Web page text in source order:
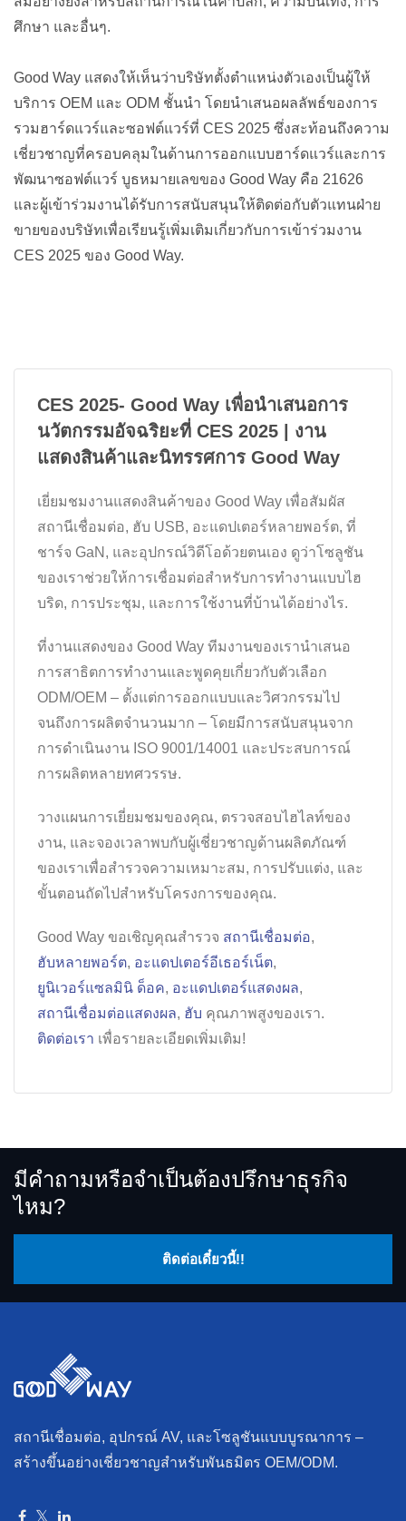
ศึกษา และอื่นๆ.
Good Way แสดงให้เห็นว่าบริษัทตั้งตำแหน่งตัวเองเป็นผู้ให้
บริการ OEM และ ODM ชั้นนำ โดยนำเสนอผลลัพธ์ของการ
รวมฮาร์ดแวร์และซอฟต์แวร์ที่ CES 2025 ซึ่งสะท้อนถึงความ
เชี่ยวชาญที่ครอบคลุมในด้านการออกแบบฮาร์ดแวร์และการ
พัฒนาซอฟต์แวร์ บูธหมายเลขของ Good Way คือ 21626
และผู้เข้าร่วมงานได้รับการสนับสนุนให้ติดต่อกับตัวแทนฝ่าย
ขายของบริษัทเพื่อเรียนรู้เพิ่มเติมเกี่ยวกับการเข้าร่วมงาน
CES 2025 ของ Good Way.
CES 2025- Good Way เพื่อนำเสนอการ
นวัตกรรมอัจฉริยะที่ CES 2025 | งาน
แสดงสินค้าและนิทรรศการ Good Way
เยี่ยมชมงานแสดงสินค้าของ Good Way เพื่อสัมผัส
สถานีเชื่อมต่อ, ฮับ USB, อะแดปเตอร์หลายพอร์ต, ที่
ชาร์จ GaN, และอุปกรณ์วิดีโอด้วยตนเอง ดูว่าโซลูชัน
ของเราช่วยให้การเชื่อมต่อสำหรับการทำงานแบบไฮ
บริด, การประชุม, และการใช้งานที่บ้านได้อย่างไร.
ที่งานแสดงของ Good Way ทีมงานของเรานำเสนอ
การสาธิตการทำงานและพูดคุยเกี่ยวกับตัวเลือก
ODM/OEM – ตั้งแต่การออกแบบและวิศวกรรมไป
จนถึงการผลิตจำนวนมาก – โดยมีการสนับสนุนจาก
การดำเนินงาน ISO 9001/14001 และประสบการณ์
การผลิตหลายทศวรรษ.
วางแผนการเยี่ยมชมของคุณ, ตรวจสอบไฮไลท์ของ
งาน, และจองเวลาพบกับผู้เชี่ยวชาญด้านผลิตภัณฑ์
ของเราเพื่อสำรวจความเหมาะสม, การปรับแต่ง, และ
ขั้นตอนถัดไปสำหรับโครงการของคุณ.
Good Way ขอเชิญคุณสำรวจ สถานีเชื่อมต่อ,
ฮับหลายพอร์ต, อะแดปเตอร์อีเธอร์เน็ต,
ยูนิเวอร์แซลมินิ ด็อค, อะแดปเตอร์แสดงผล,
สถานีเชื่อมต่อแสดงผล, ฮับ คุณภาพสูงของเรา.
ติดต่อเรา เพื่อรายละเอียดเพิ่มเติม!
มีคำถามหรือจำเป็นต้องปรึกษาธุรกิจ
ไหม?
ติดต่อเดี๋ยวนี้!!
สถานีเชื่อมต่อ, อุปกรณ์ AV, และโซลูชันแบบบูรณาการ –
สร้างขึ้นอย่างเชี่ยวชาญสำหรับพันธมิตร OEM/ODM.